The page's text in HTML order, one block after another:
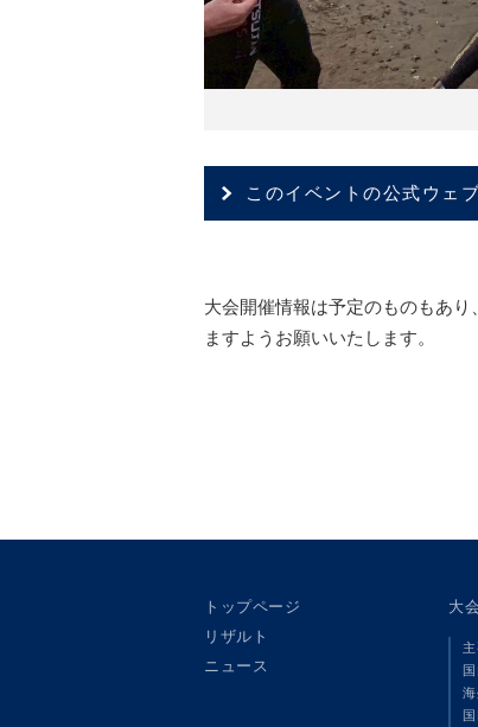
このイベントの公式ウェ
大会開催情報は予定のものもあ
ますようお願いいたします。
トップページ
リザルト
ニュース
大